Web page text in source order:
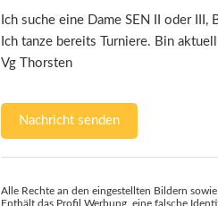
Ich suche eine Dame SEN II oder
Ich tanze bereits Turniere. Bin
Vg Thorsten
Nachricht senden
Alle Rechte an den eingestellten Bildern
Enthält das Profil Werbung, eine falsche